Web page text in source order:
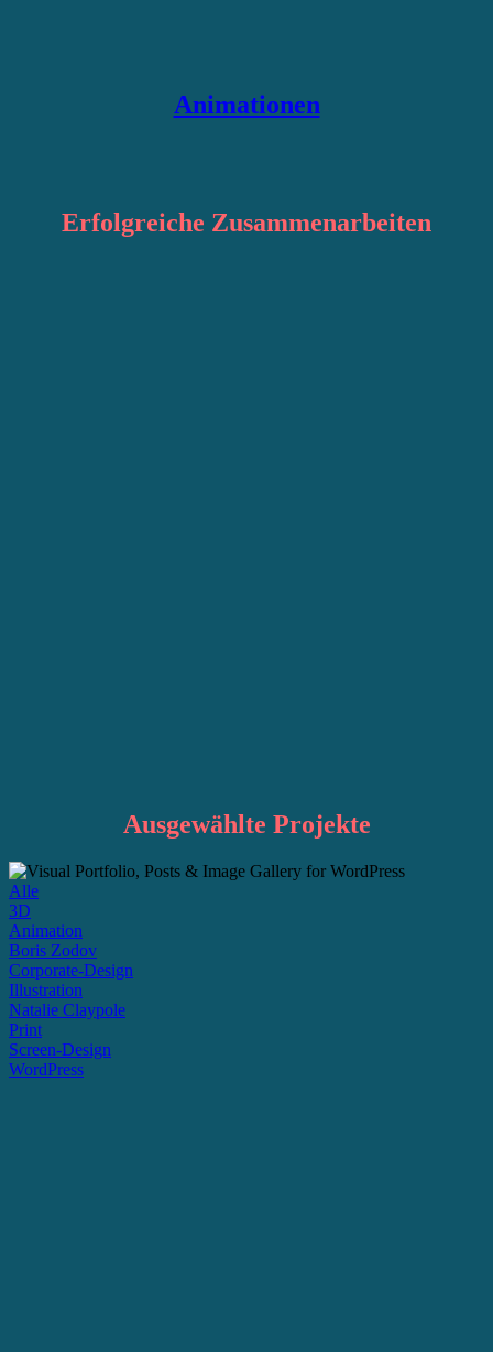
Animationen
Erfolgreiche Zusammenarbeiten
Ausgewählte Projekte
Alle
3D
Animation
Boris Zodov
Corporate-Design
Illustration
Natalie Claypole
Print
Screen-Design
WordPress